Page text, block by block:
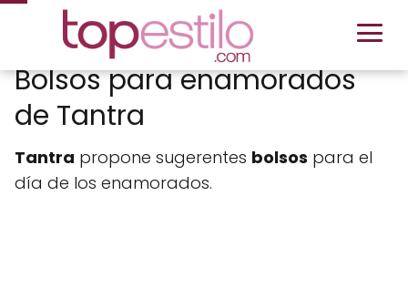
Bolsos para enamorados
de Tantra
Tantra propone sugerentes bolsos para el
día de los enamorados.